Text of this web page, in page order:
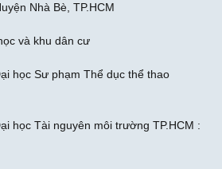
Nhà Bè, TP.HCM
và khu dân cư
học Sư phạm Thể dục thể thao
học Tài nguyên môi trường TP.HCM :